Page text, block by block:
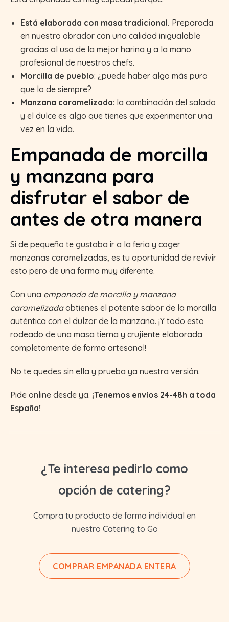
Está elaborada con masa tradicional. Preparada
en nuestro obrador con una calidad inigualable
gracias al uso de la mejor harina y a la mano
profesional de nuestros chefs.
Morcilla de pueblo: ¿puede haber algo más puro
que lo de siempre?
Manzana caramelizada: la combinación del salado
y el dulce es algo que tienes que experimentar una
vez en la vida.
Empanada de morcilla
y manzana para
disfrutar el sabor de
antes de otra manera
Si de pequeño te gustaba ir a la feria y coger
manzanas caramelizadas, es tu oportunidad de revivir
esto pero de una forma muy diferente.
Con una empanada de morcilla y manzana
caramelizadaobtienes el potente sabor de la morcilla
auténtica con el dulzor de la manzana. ¡Y todo esto
rodeado de una masa tierna y crujiente elaborada
completamente de forma artesanal!
No te quedes sin ella y prueba ya nuestra versión.
Pide online desde ya. ¡Tenemos envíos 24-48h a toda
España!
¿Te interesa pedirlo como
opción de catering?
Compra tu producto de forma individual en
nuestro Catering to Go
COMPRAR EMPANADA ENTERA